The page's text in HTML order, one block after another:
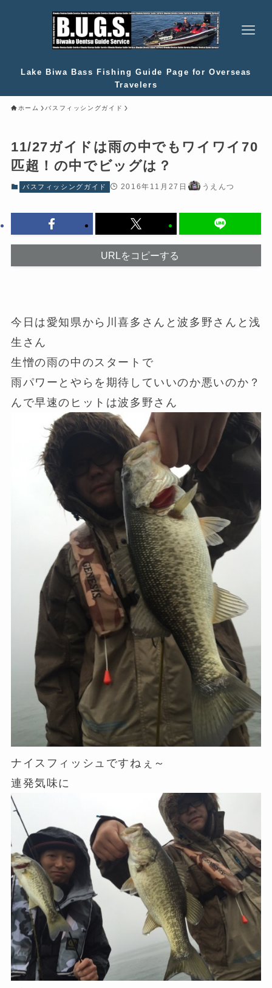
Lake Biwa Bass Fishing Guide Page for Overseas
Travelers
ホーム バスフィッシングガイド
11/27ガイドは雨の中でもワイワイ70
匹超！の中でビッグは？
バスフィッシングガイド 2016年11月27日 うえんつ
URLをコピーする
今日は愛知県から川喜多さんと波多野さんと浅
生さん
生憎の雨の中のスタートで
雨パワーとやらを期待していいのか悪いのか？
んで早速のヒットは波多野さん
ナイスフィッシュですねぇ～
連発気味に